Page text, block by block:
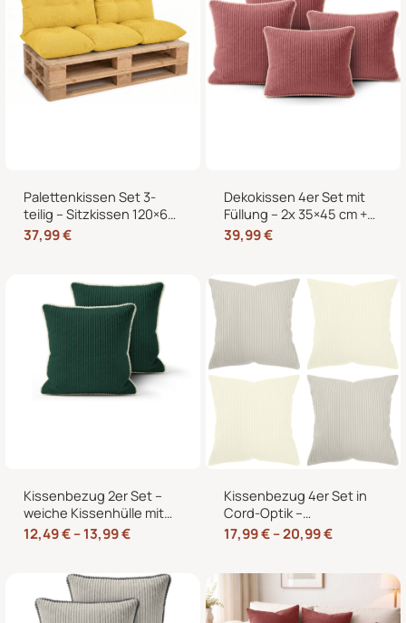
Palettenkissen Set 3-
teilig – Sitzkissen 120×60
cm + 2 Rückenkissen
60×40 cm für
37,99€
Dekokissen 4er Set mit
Füllung – 2x 35×45 cm +
2x 40×40 cm Zierkissen
für Sofa und Bett
39,99€
Kissenbezug 2er Set –
weiche Kissenhülle mit
Hotelverschluss,
zweifarbig, ohne Füllung
12,49€–13,99€
Kissenbezug 4er Set in
Cord-Optik –
Zierkissenbezüge ohne
Reißverschluss mit
45×45 und 50×50 cm
17,99€–20,99€